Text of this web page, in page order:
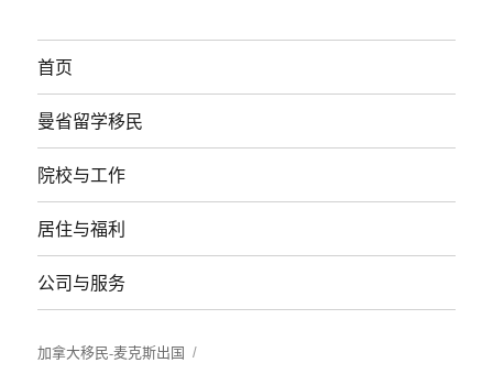
首页
曼省留学移民
院校与工作
居住与福利
公司与服务
加拿大移民-麦克斯出国